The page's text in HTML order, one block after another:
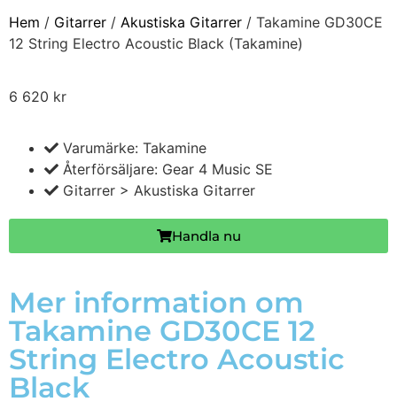
Hem / Gitarrer / Akustiska Gitarrer / Takamine GD30CE
12 String Electro Acoustic Black (Takamine)
6 620 kr
Varumärke: Takamine
Återförsäljare: Gear 4 Music SE
Gitarrer > Akustiska Gitarrer
Handla nu
Mer information om
Takamine GD30CE 12
String Electro Acoustic
Black